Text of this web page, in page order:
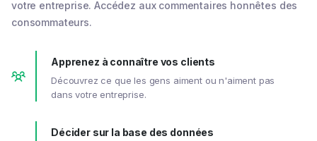
votre entreprise. Accédez aux commentaires honnêtes des
consommateurs.
Apprenez à connaître vos clients
Découvrez ce que les gens aiment ou n'aiment pas
dans votre entreprise.
Décider sur la base des données